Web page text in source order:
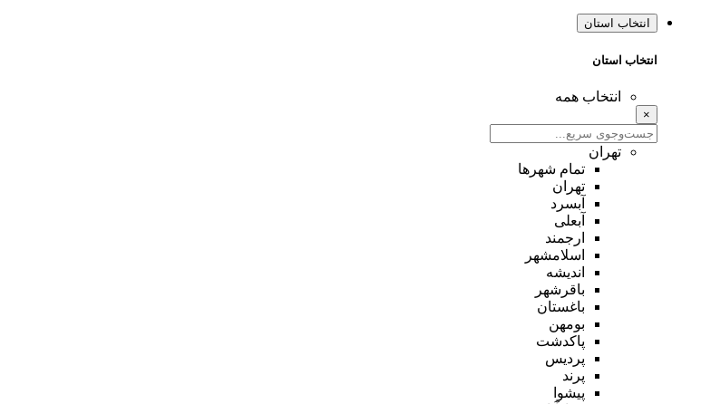
انتخاب استان
انتخاب استان
انتخاب همه
×
تهران
تمام شهر‌ها
تهران
آبسرد
آبعلی
ارجمند
اسلامشهر
اندیشه
باقرشهر
باغستان
بومهن
پاکدشت
پردیس
پرند
پیشوا